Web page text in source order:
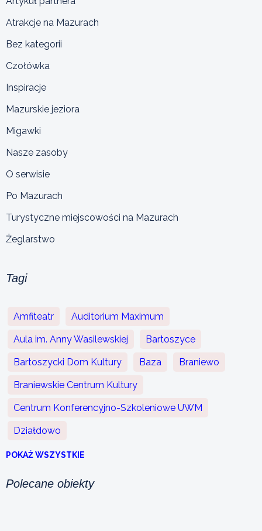
Atrakcje na Mazurach
Bez kategorii
Czołówka
Inspiracje
Mazurskie jeziora
Migawki
Nasze zasoby
O serwisie
Po Mazurach
Turystyczne miejscowości na Mazurach
Żeglarstwo
Tagi
Amfiteatr Auditorium Maximum
Aula im. Anny Wasilewskiej Bartoszyce
Bartoszycki Dom Kultury Baza Braniewo
Braniewskie Centrum Kultury
Centrum Konferencyjno-Szkoleniowe UWM
Działdowo
POKAŻ WSZYSTKIE
Polecane obiekty